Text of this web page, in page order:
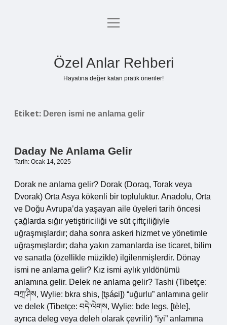
Anasayfa
menüyü
Özel Anlar Rehberi
Hayatına değer katan pratik öneriler!
Etiket: Deren ismi ne anlama gelir
Daday Ne Anlama Gelir
Tarih: Ocak 14, 2025
Dorak ne anlama gelir? Dorak (Doraq, Torak veya
Dvorak) Orta Asya kökenli bir topluluktur. Anadolu, Orta
ve Doğu Avrupa’da yaşayan aile üyeleri tarih öncesi
çağlarda sığır yetiştiriciliği ve süt çiftçiliğiyle
uğraşmışlardır; daha sonra askeri hizmet ve yönetimle
uğraşmışlardır; daha yakın zamanlarda ise ticaret, bilim
ve sanatla (özellikle müzikle) ilgilenmişlerdir. Dönay
ismi ne anlama gelir? Kız ismi aylık yıldönümü
anlamına gelir. Delek ne anlama gelir? Tashi (Tibetçe:
བཀྲ་ཤིས, Wylie: bkra shis, [tʂáɕi]) “uğurlu” anlamına gelir
ve delek (Tibetçe: བདེ་ལེགས, Wylie: bde legs, [tèle],
ayrıca deleg veya deleh olarak çevrilir) “iyi” anlamına